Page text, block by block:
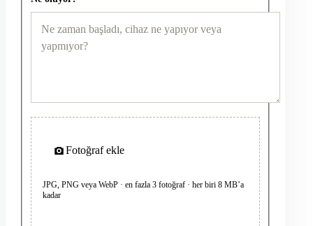
Fotoğraf ekle
JPG, PNG veya WebP · en fazla 3 fotoğraf · her biri 8 MB’a
kadar